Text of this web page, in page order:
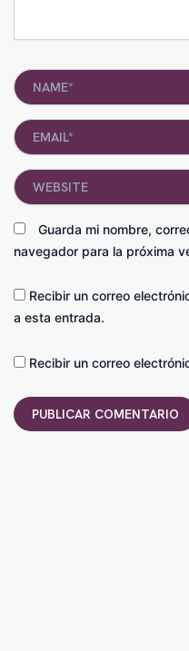
Name*
Email*
Guarda mi nombre,
navegador para la próxima
Website
Recibir un correo
a esta entrada.
Recibir un correo